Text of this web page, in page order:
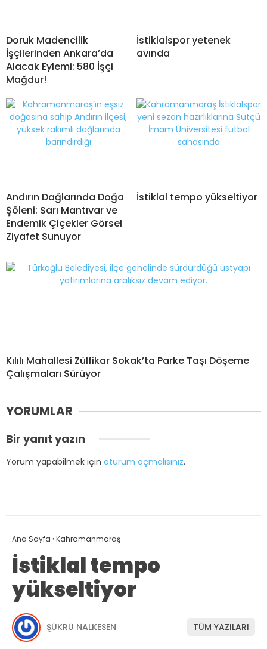
Doruk Madencilik
İşçilerinden Ankara’da
Alacak Eylemi: 580 İşçi
Mağdur!
İstiklalspor yetenek
avında
Andırın Dağlarında Doğa
Şöleni: Sarı Mantıvar ve
Endemik Çiçekler Görsel
Ziyafet Sunuyor
İstiklal tempo yükseltiyor
Kılılı Mahallesi Zülfikar Sokak’ta Parke Taşı Döşeme
Çalışmaları Sürüyor
YORUMLAR
Bir yanıt yazın
Yorum yapabilmek için oturum açmalısınız.
Ana Sayfa ›Kahramanmaraş
İstiklal tempo
yükseltiyor
ŞÜKRÜ NALKESEN TÜM YAZILARI